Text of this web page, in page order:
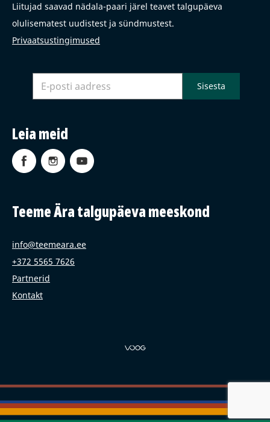
Liitujad saavad nädala-paari järel teavet talgupäeva
olulisematest uudistest ja sündmustest.
Privaatsustingimused
Leia meid
Teeme Ära talgupäeva meeskond
info@teemeara.ee
+372 5565 7626
Partnerid
Kontakt